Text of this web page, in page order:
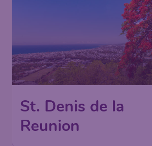
St. Denis de la
Reunion